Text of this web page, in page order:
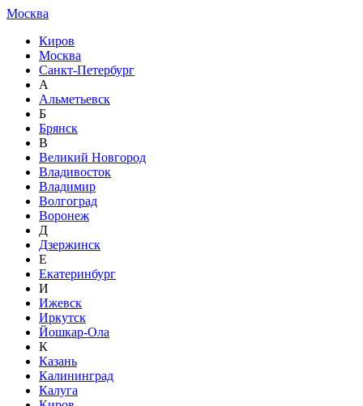
Москва
Киров
Москва
Санкт-Петербург
А
Альметьевск
Б
Брянск
В
Великий Новгород
Владивосток
Владимир
Волгоград
Воронеж
Д
Дзержинск
Е
Екатеринбург
И
Ижевск
Иркутск
Йошкар-Ола
К
Казань
Калининград
Калуга